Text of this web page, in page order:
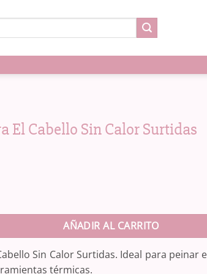
El Cabello Sin Calor Surtidas
Sin Calor Surtidas cantidad
AÑADIR AL CARRITO
Sin Calor Surtidas. Ideal para peinar
térmicas.